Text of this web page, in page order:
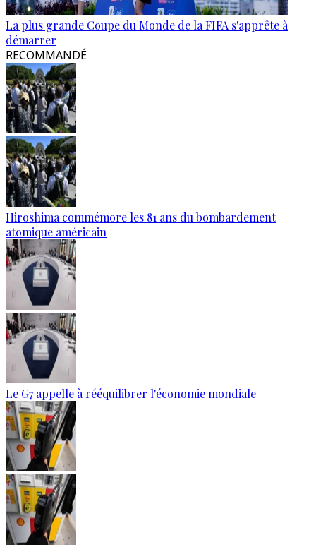
La plus grande Coupe du Monde de la FIFA s'apprête à
démarrer
RECOMMANDÉ
Hiroshima commémore les 81 ans du bombardement
atomique américain
Le G7 appelle à rééquilibrer l'économie mondiale